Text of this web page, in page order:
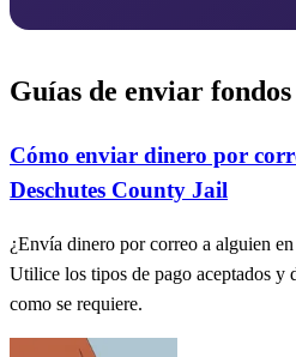
Guías de enviar
Cómo enviar dinero por
Deschutes County Jail
¿Envía dinero por correo a alguien
Utilice los tipos de pago aceptados y
como se requiere.